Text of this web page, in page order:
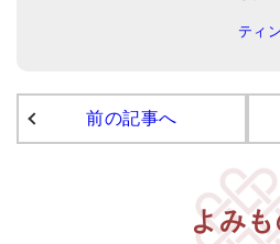
スティック・マレット・リング（
● プレミアム・ティンシャ（L・M）
ベーシック・ティンシャ（4種）
ティ
前の記事へ
よみ